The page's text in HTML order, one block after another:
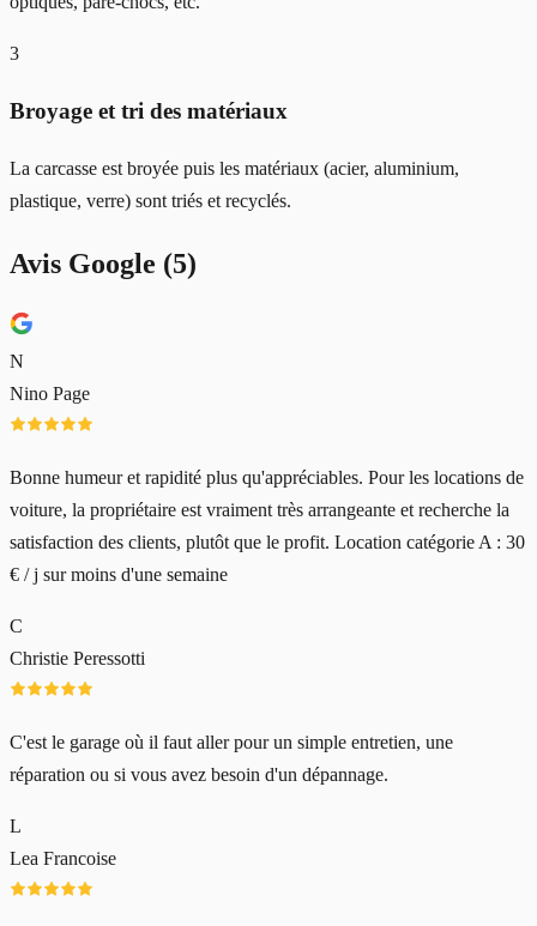
3
Broyage et tri des matériaux
La carcasse est broyée puis les matériaux (acier, aluminium,
plastique, verre) sont triés et recyclés.
Avis Google (5)
N
Nino Page
Bonne humeur et rapidité plus qu'appréciables. Pour les locations de
voiture, la propriétaire est vraiment très arrangeante et recherche la
satisfaction des clients, plutôt que le profit. Location catégorie A : 30
€ / j sur moins d'une semaine
C
Christie Peressotti
C'est le garage où il faut aller pour un simple entretien, une
réparation ou si vous avez besoin d'un dépannage.
L
Lea Francoise